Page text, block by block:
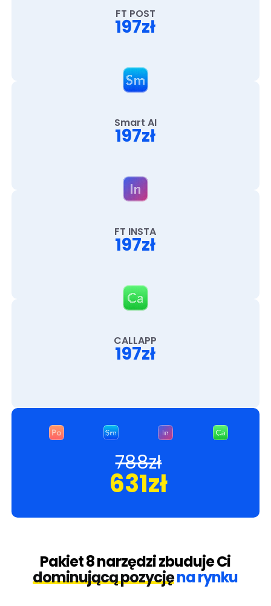
FT POST
197zł
Smart AI
197zł
FT INSTA
197zł
CALLAPP
197zł
788zł
631zł
Pakiet 8 narzędzi zbuduje Ci
dominującą pozycjęna rynku